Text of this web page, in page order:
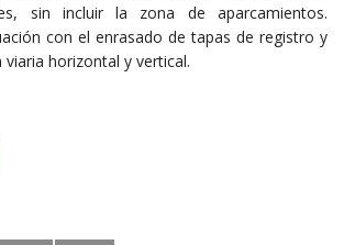
sin incluir la zona de aparcamientos.
con el enrasado de tapas de registro y
viaria horizontal y vertical.